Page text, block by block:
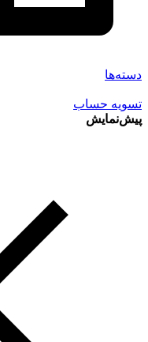
دسته‌ها
تسویه حساب
پیش‌نمایش